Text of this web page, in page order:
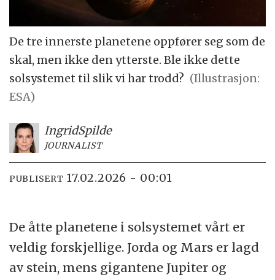
De tre innerste planetene oppfører seg som de
skal, men ikke den ytterste. Ble ikke dette
solsystemet til slik vi har trodd? (Illustrasjon:
ESA)
IngridSpilde
JOURNALIST
PUBLISERT 17.02.2026 - 00:01
De åtte planetene i solsystemet vårt er
veldig forskjellige. Jorda og Mars er lagd
av stein, mens gigantene Jupiter og